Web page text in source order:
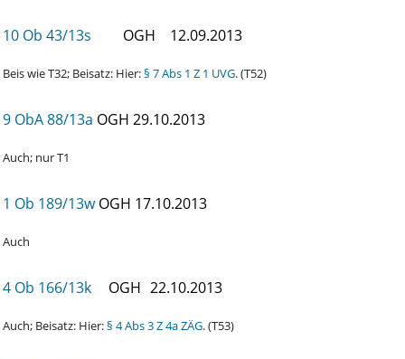
10 Ob 43/13s OGH 12.09.2013
Beis wie T32; Beisatz: Hier:§ 7 Abs 1 Z 1 UVG. (T52)
9 ObA 88/13a OGH 29.10.2013
Auch; nur T1
1 Ob 189/13w OGH 17.10.2013
Auch
4 Ob 166/13k OGH 22.10.2013
Auch; Beisatz: Hier:§ 4 Abs 3 Z 4a ZÄG. (T53)